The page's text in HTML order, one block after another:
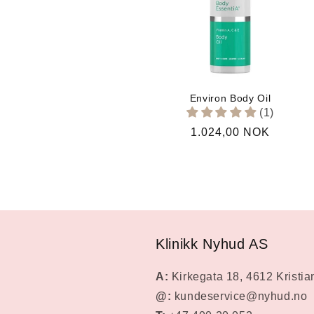
Environ Body Oil
(1)
Vanlig
1.024,00 NOK
Klinikk Nyhud AS
A: Kirkegata 18, 4612
@: kundeservice@nyhud.no